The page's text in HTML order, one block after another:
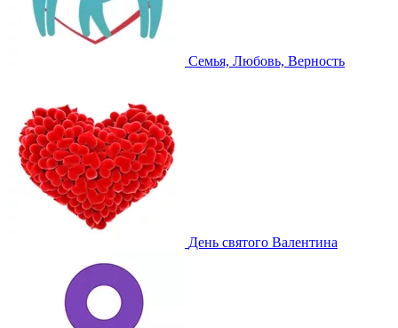
Семья, Любовь, Верность
День святого Валентина